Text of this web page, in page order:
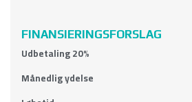
FINANSIERINGSFORSLAG
Udbetaling 20%
Månedlig ydelse